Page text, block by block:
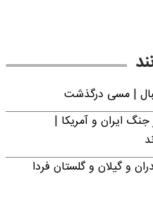
| مسی درگذشت
ایران و آمریکا |
و گیلان و گلستان فردا